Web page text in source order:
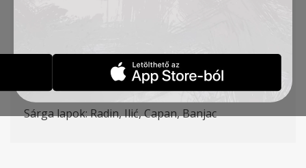
Gólszerzők: Stanić 41′, Đakovac 73′, 76′, Pantović
81′
Sárga lapok: Radin, Ilić, Capan, Banjac